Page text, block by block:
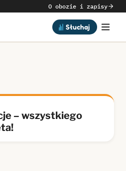
O obozie i zapisy
Słuchaj
– wszystkiego